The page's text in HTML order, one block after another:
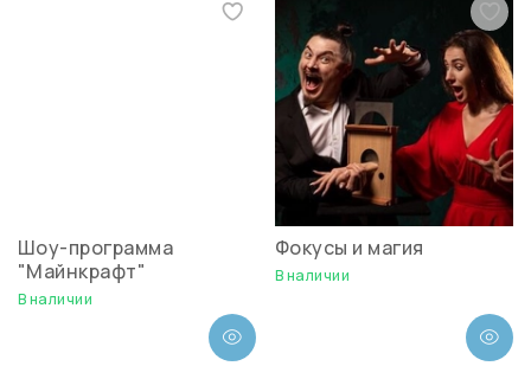
Шоу-программа
"Майнкрафт"
В наличии
Фокусы и магия
В наличии